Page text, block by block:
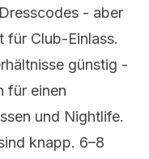
- aber
für Club-Einlass.
günstig -
für einen
und Nightlife.
knapp. 6–8